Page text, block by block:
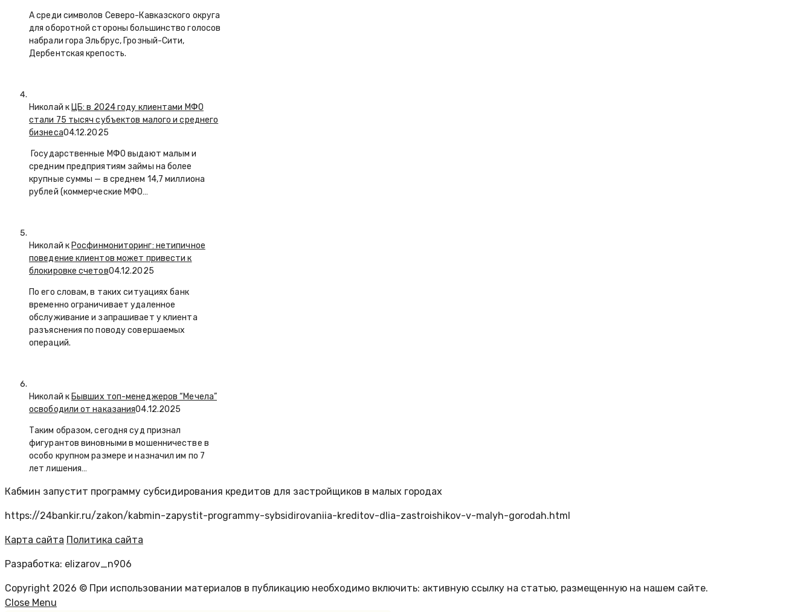
А среди символов Северо-Кавказского округа
для оборотной стороны большинство голосов
набрали гора Эльбрус, Грозный-Сити,
Дербентская крепость.
Николай к ЦБ: в 2024 году клиентами МФО
стали 75 тысяч субъектов малого и среднего
бизнеса04.12.2025
Государственные МФО выдают малым и
средним предприятиям займы на более
крупные суммы — в среднем 14,7 миллиона
рублей (коммерческие МФО…
Николай к Росфинмониторинг: нетипичное
поведение клиентов может привести к
блокировке счетов04.12.2025
По его словам, в таких ситуациях банк
временно ограничивает удаленное
обслуживание и запрашивает у клиента
разъяснения по поводу совершаемых
операций.
Николай к Бывших топ-менеджеров “Мечела”
освободили от наказания04.12.2025
Таким образом, сегодня суд признал
фигурантов виновными в мошенничестве в
особо крупном размере и назначил им по 7
лет лишения…
Кабмин запустит программу субсидирования кредитов для застройщиков в малых городах
https://24bankir.ru/zakon/kabmin-zapystit-programmy-sybsidirovaniia-kreditov-dlia-zastroishikov-v-malyh-gorodah.html
Карта сайта Политика сайта
Разработка: elizarov_n906
Copyright 2026 © При использовании материалов в публикацию необходимо включить: активную ссылку на статью, размещенную на нашем сайте.
Close Menu